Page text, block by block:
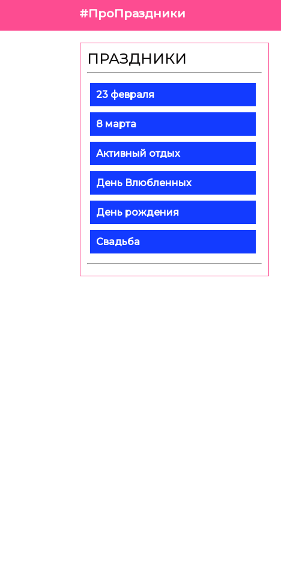
#ПроПраздники
ПРАЗДНИКИ
23 февраля
8 марта
Активный отдых
День Влюбленных
День рождения
Свадьба